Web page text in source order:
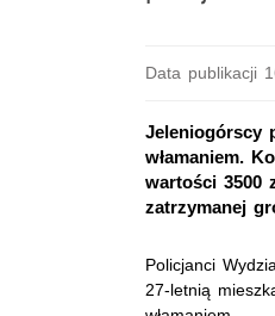
Data publikacji
Jeleniogórscy
włamaniem.
wartości 3500
zatrzymanej
Policjanci
27-letnią